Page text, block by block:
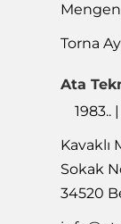
Torna
Ata
Kavaklı
Sokak
34520